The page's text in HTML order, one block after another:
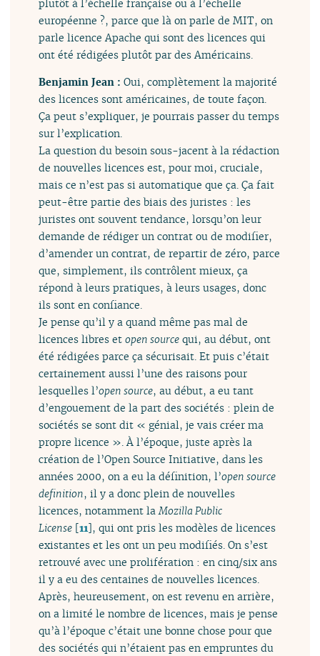
plutôt à l’échelle française ou à l’échelle
européenne ?, parce que là on parle de MIT, on
parle licence Apache qui sont des licences qui
ont été rédigées plutôt par des Américains.
Benjamin Jean :Oui, complètement la majorité
des licences sont américaines, de toute façon.
Ça peut s’expliquer, je pourrais passer du temps
sur l’explication.
La question du besoin sous-jacent à la rédaction
de nouvelles licences est, pour moi, cruciale,
mais ce n’est pas si automatique que ça. Ça fait
peut-être partie des biais des juristes : les
juristes ont souvent tendance, lorsqu’on leur
demande de rédiger un contrat ou de modifier,
d’amender un contrat, de repartir de zéro, parce
que, simplement, ils contrôlent mieux, ça
répond à leurs pratiques, à leurs usages, donc
ils sont en confiance.
Je pense qu’il y a quand même pas mal de
licences libres etopen source qui, au début, ont
été rédigées parce ça sécurisait. Et puis c’était
certainement aussi l’une des raisons pour
lesquelles l’open source, au début, a eu tant
d’engouement de la part des sociétés : plein de
sociétés se sont dit « génial, je vais créer ma
propre licence ». À l’époque, juste après la
création de l’Open Source Initiative, dans les
années 2000, on a eu la définition, l’open source
definition, il y a donc plein de nouvelles
licences, notamment laMozilla Public
License [11], qui ont pris les modèles de licences
existantes et les ont un peu modifiés. On s’est
retrouvé avec une prolifération : en cinq/six ans
il y a eu des centaines de nouvelles licences.
Après, heureusement, on est revenu en arrière,
on a limité le nombre de licences, mais je pense
qu’à l’époque c’était une bonne chose pour que
des sociétés qui n’étaient pas en empruntes du